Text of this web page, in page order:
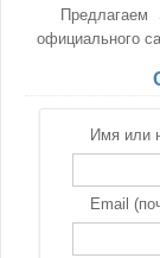
Предлагаем
официального
Имя или
Email